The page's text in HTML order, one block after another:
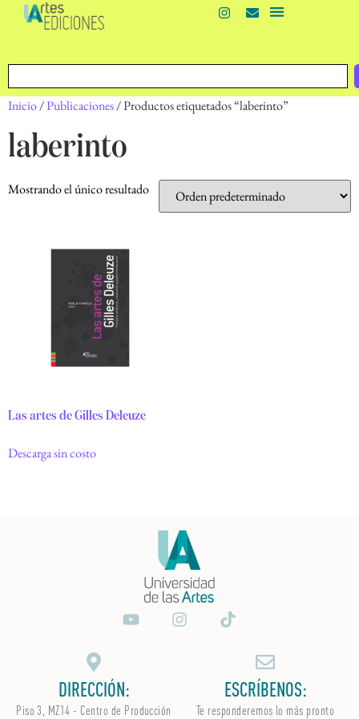
Inicio/Publicaciones/ Productos etiquetados “laberinto”
laberinto
Mostrando el único resultado
Las artes de Gilles Deleuze
Descarga sin costo
DIRECCIÓN:
Piso 3, MZ14 - Centro de Producción
ESCRÍBENOS:
Te responderemos lo más pronto